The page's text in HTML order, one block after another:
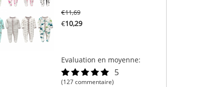
€11,69
€10,29
Evaluation en moyenne:
5
(127 commentaire)